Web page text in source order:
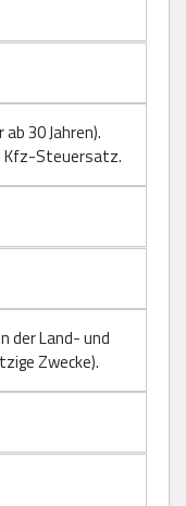
30 Jahren).
Kfz-Steuersatz.
der Land- und
Zwecke).